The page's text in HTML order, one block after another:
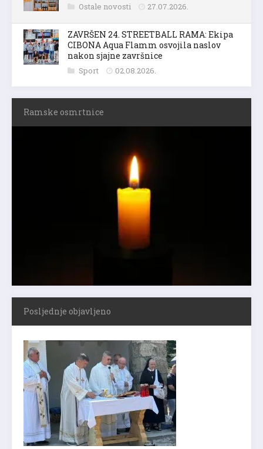
Ostale novosti 27.07.2026.
ZAVRŠEN 24. STREETBALL RAMA: Ekipa
CIBONA Aqua Flamm osvojila naslov
nakon sjajne završnice
Sport 02.08.2026.
Ramske osmrtnice
Posljednje objavljeno